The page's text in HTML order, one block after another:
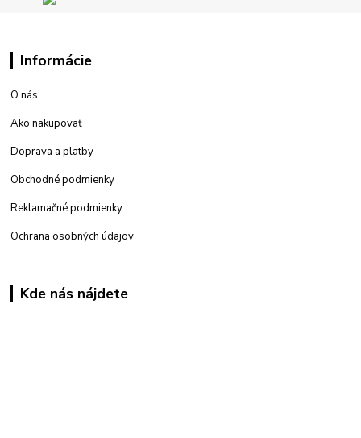
Informácie
O nás
Ako nakupovať
Doprava a platby
Obchodné podmienky
Reklamačné podmienky
Ochrana osobných údajov
Kde nás nájdete